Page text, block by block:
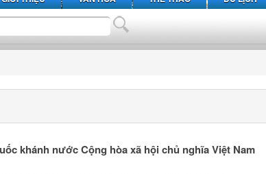
khánh nước Cộng hòa xã hội chủ nghĩa Việt Nam